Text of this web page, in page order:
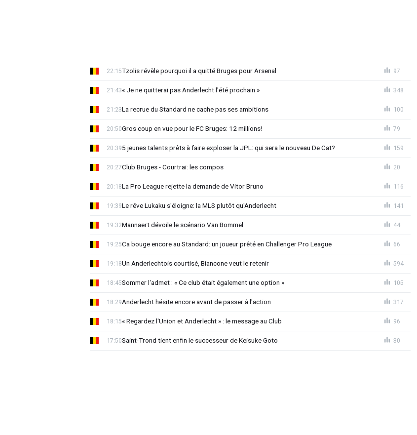
Tzolis révèle pourquoi il a quitté Bruges pour Arsenal
22:15 97
« Je ne quitterai pas Anderlecht l'été prochain »
21:43 348
La recrue du Standard ne cache pas ses ambitions
21:23 100
Gros coup en vue pour le FC Bruges: 12 millions!
20:50 79
5 jeunes talents prêts à faire exploser la JPL: qui sera le nouveau De Cat?
20:39 159
Club Bruges - Courtrai: les compos
20:27 20
La Pro League rejette la demande de Vitor Bruno
20:18 116
Le rêve Lukaku s'éloigne: la MLS plutôt qu'Anderlecht
19:39 141
Mannaert dévoile le scénario Van Bommel
19:32 44
Ca bouge encore au Standard: un joueur prêté en Challenger Pro League
19:25 66
Un Anderlechtois courtisé, Biancone veut le retenir
19:18 594
Sommer l'admet : « Ce club était également une option »
18:45 105
Anderlecht hésite encore avant de passer à l'action
18:29 317
« Regardez l'Union et Anderlecht » : le message au Club
18:15 96
Saint-Trond tient enfin le successeur de Keisuke Goto
17:50 30